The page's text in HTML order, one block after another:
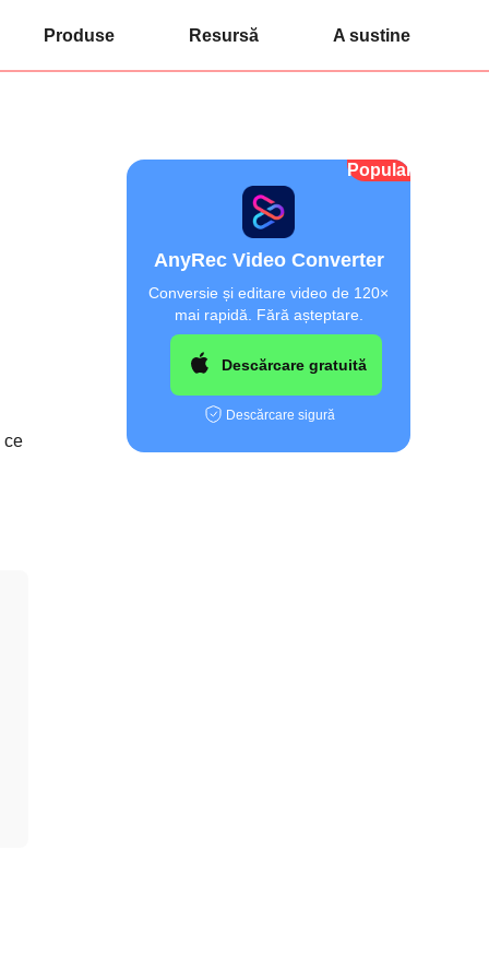
Produse Resursă A sustine
Popular
AnyRec Video Converter
Conversie și editare video de 120×
mai rapidă. Fără așteptare.
Descărcare gratuită
Descărcare sigură
ce